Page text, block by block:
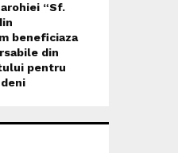
“Sf.
beneficiaza
din
pentru